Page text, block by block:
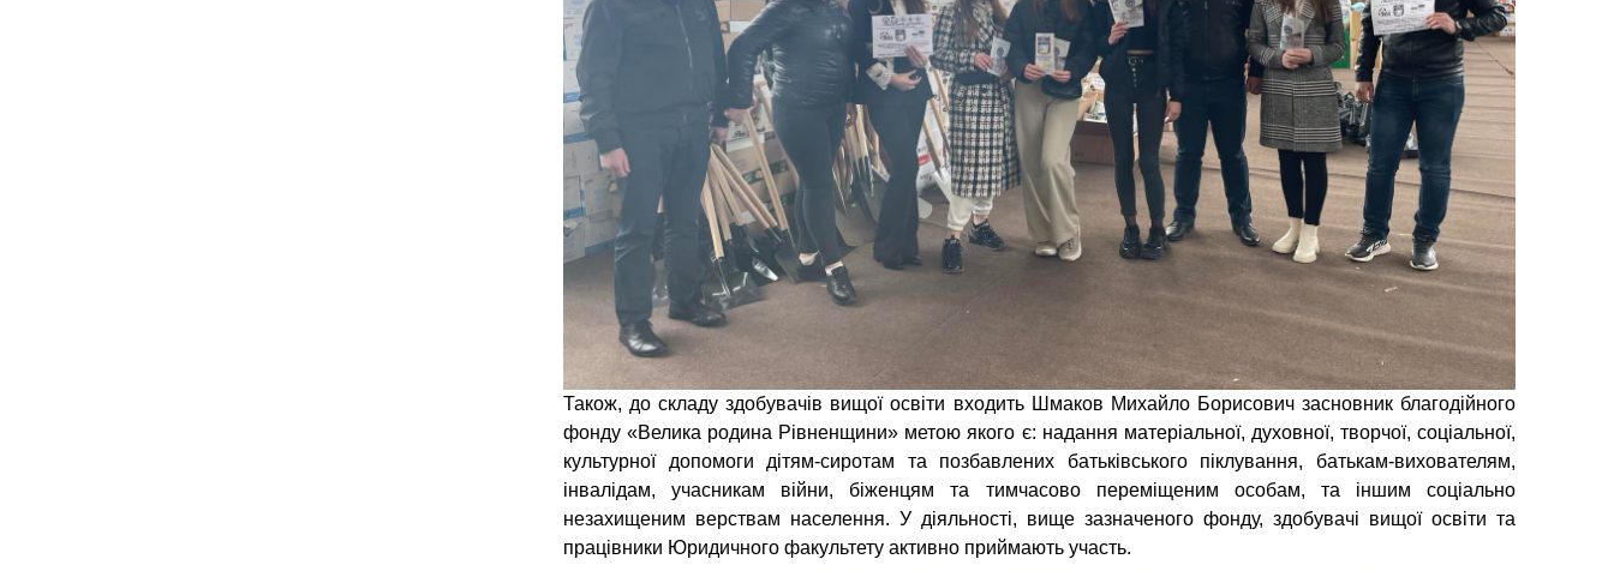
Також, до складу здобувачів вищої освіти входить Шмаков Михайло Борисович засновник благодійного
фонду «Велика родина Рівненщини» метою якого є: надання матеріальної, духовної, творчої, соціальної,
культурної допомоги дітям-сиротам та позбавлених батьківського піклування, батькам-вихователям,
інвалідам, учасникам війни, біженцям та тимчасово переміщеним особам, та іншим соціально
незахищеним верствам населення. У діяльності, вище зазначеного фонду, здобувачі вищої освіти та
працівники Юридичного факультету активно приймають участь.